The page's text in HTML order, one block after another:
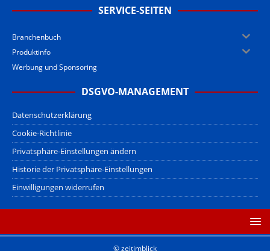
SERVICE-SEITEN
Branchenbuch
Produktinfo
Werbung und Sponsoring
DSGVO-MANAGEMENT
Datenschutzerklärung
Cookie-Richtlinie
Privatsphäre-Einstellungen ändern
Historie der Privatsphäre-Einstellungen
Einwilligungen widerrufen
© zeitimblick